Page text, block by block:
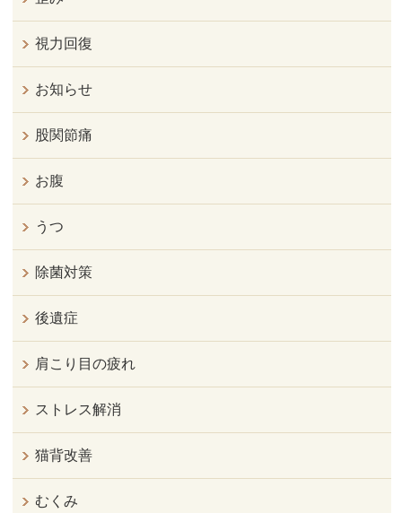
視力回復
お知らせ
股関節痛
お腹
うつ
除菌対策
後遺症
肩こり目の疲れ
ストレス解消
猫背改善
むくみ